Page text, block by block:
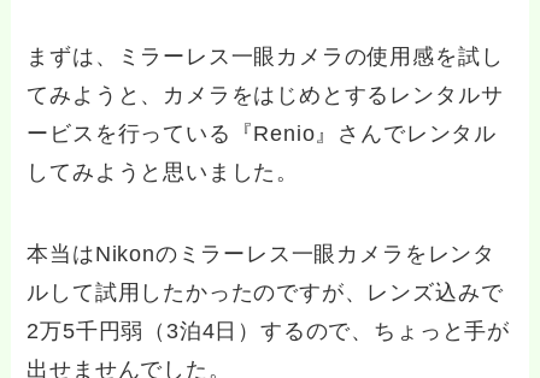
まずは、ミラーレス一眼カメラの使用感を試し
てみようと、カメラをはじめとするレンタルサ
ービスを行っている『Renio』さんでレンタル
してみようと思いました。
本当はNikonのミラーレス一眼カメラをレンタ
ルして試用したかったのですが、レンズ込みで
2万5千円弱（3泊4日）するので、ちょっと手が
出せませんでした。